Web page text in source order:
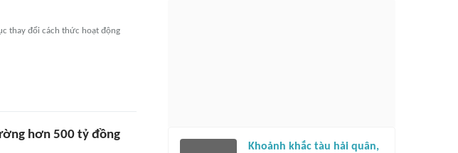
thay đổi cách thức hoạt động
hơn 500 tỷ đồng
Khoảnh khắc tàu hải quân,